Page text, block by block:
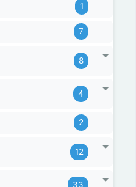
1
7
8
4
2
12
33